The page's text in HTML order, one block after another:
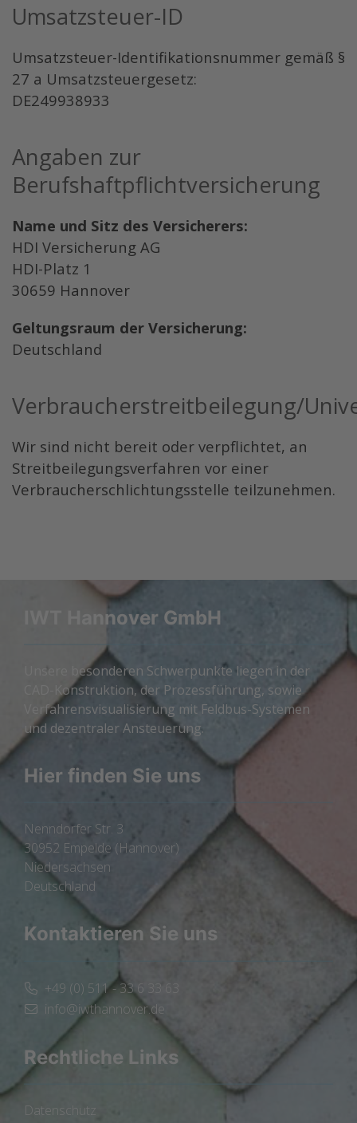
Umsatzsteuer-ID
Umsatzsteuer-Identifikationsnummer gemäß §
27 a Umsatzsteuergesetz:
DE249938933
Angaben zur
Berufs­haftpflicht­versicherung
Name und Sitz des Versicherers:
HDI Versicherung AG
HDI-Platz 1
30659 Hannover
Geltungsraum der Versicherung:
Deutschland
Verbraucher­streit­beilegung/
Wir sind nicht bereit oder verpflichtet, an
Streitbeilegungsverfahren vor einer
Verbraucherschlichtungsstelle teilzunehmen.
IWT Hannover GmbH
Unsere besonderen Schwerpunkte liegen in der
CAD-Konstruktion, der Prozessführung, sowie
Verfahrensvisualisierung mit Feldbus-Systemen
und dezentraler Ansteuerung.
Hier finden Sie uns
Nenndorfer Str. 3
30952 Empelde (Hannover)
Niedersachsen
Deutschland
Kontaktieren Sie uns
+49 (0) 511 - 33 6 33 63
info@iwthannover.de
Rechtliche Links
Datenschutz